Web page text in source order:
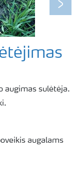
Next
augimas sulėtėja.
augalams